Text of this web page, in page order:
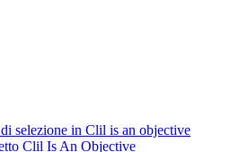
selezione in Clil is an objective
Clil Is An Objective